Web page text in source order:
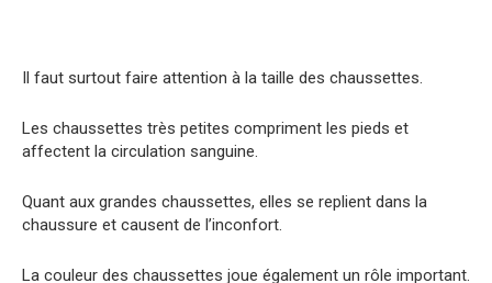
Il faut surtout faire attention à la taille des chaussettes.
Les chaussettes très petites compriment les pieds et
affectent la circulation sanguine.
Quant aux grandes chaussettes, elles se replient dans la
chaussure et causent de l’inconfort.
La couleur des chaussettes joue également un rôle important.